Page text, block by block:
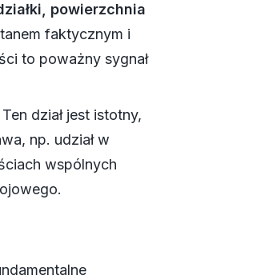
powierzchnia
faktycznym i
to poważny sygnał
Ten dział jest istotny,
np. udział w
wspólnych